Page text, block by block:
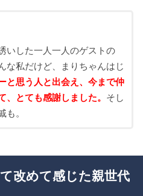
いした一人一人のゲストの
な私だけど、まりちゃんはじ
と思う人と出会え、今まで仲
、とても感謝しました。 そし
も。
改めて感じた親世代